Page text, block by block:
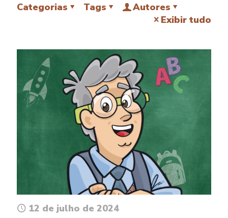
Categorias Tags
Autores
Exibir tudo
12 de julho de 2024